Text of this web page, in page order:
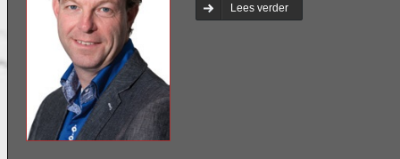
Lees verder